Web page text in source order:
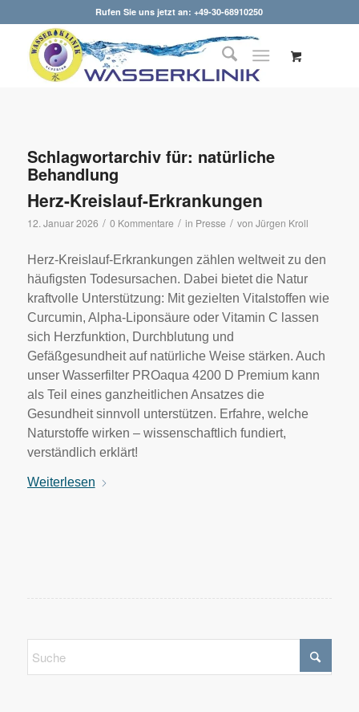
Rufen Sie uns jetzt an: +49-30-68910250
Schlagwortarchiv für: natürliche
Behandlung
Herz-Kreislauf-Erkrankungen
12. Januar 2026 / 0 Kommentare / in Presse / von Jürgen Kroll
Herz-Kreislauf-Erkrankungen zählen weltweit zu den
häufigsten Todesursachen. Dabei bietet die Natur
kraftvolle Unterstützung: Mit gezielten Vitalstoffen wie
Curcumin, Alpha-Liponsäure oder Vitamin C lassen
sich Herzfunktion, Durchblutung und
Gefäßgesundheit auf natürliche Weise stärken. Auch
unser Wasserfilter PROaqua 4200 D Premium kann
als Teil eines ganzheitlichen Ansatzes die
Gesundheit sinnvoll unterstützen. Erfahre, welche
Naturstoffe wirken – wissenschaftlich fundiert,
verständlich erklärt!
Weiterlesen